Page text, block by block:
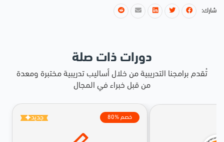
شارك:
دورات ذات صلة
تُقدم برامجنا التدريبية من خلال أساليب تدريبية مختبرة ومعدة
من قبل خبراء في المجال
جديد 80% خصم